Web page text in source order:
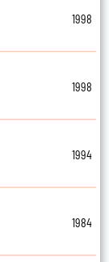
1998
1998
1994
1984